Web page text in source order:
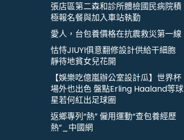
張店區第二森和診所體檢國民病院積
極報名餐與加入車站執勤
愛人，台包養價格在抗震救災第一線
怙恃JIUYI俱意翻修設計供給干細胞
靜待地貧女兒花開
【娛樂吃億嵐辦公室設計瓜】世界杯
場外也出色 盤點Erling Haaland等球
星若何紅出足球圈
返鄉專列“熱” 僱用運動“查包養經歷
熱”_中國網